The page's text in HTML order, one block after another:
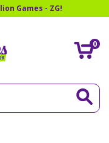
Games - ZG!
0